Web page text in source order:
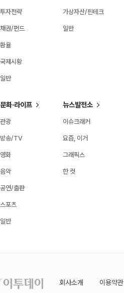
투자전략
채권/펀드
환율
국제시황
일반
가상자산/핀테크
일반
문화·라이프
관광
방송/TV
영화
음악
공연/출판
스포츠
일반
뉴스발전소
이슈크래커
요즘, 이거
그래픽스
한 컷
회사소개 이용약관